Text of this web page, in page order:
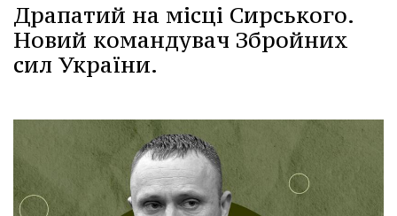
Драпатий на місці Сирського.
Новий командувач Збройних
сил України.